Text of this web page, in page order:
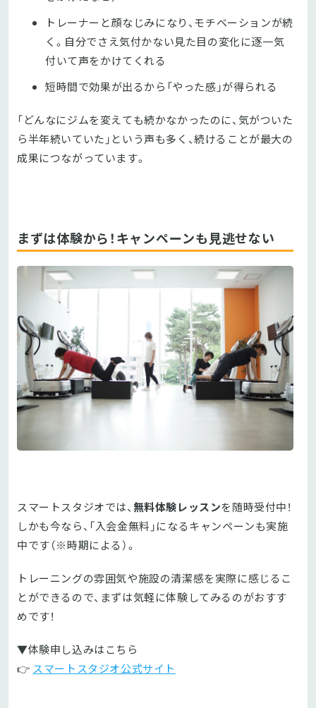
トレーナーと顔なじみになり、モチベーションが続
く。自分でさえ気付かない見た目の変化に逐一気
付いて声をかけてくれる
短時間で効果が出るから「やった感」が得られる
「どんなにジムを変えても続かなかったのに、気がついた
ら半年続いていた」という声も多く、続けることが最大の
成果につながっています。
まずは体験から！キャンペーンも見逃せない
スマートスタジオでは、 無料体験レッスンを随時受付中！
しかも今なら、「入会金無料」になるキャンペーンも実施
中です（※時期による）。
トレーニングの雰囲気や施設の清潔感を実際に感じるこ
とができるので、まずは気軽に体験してみるのがおすす
めです！
▼体験申し込みはこちら
👉 スマートスタジオ公式サイト